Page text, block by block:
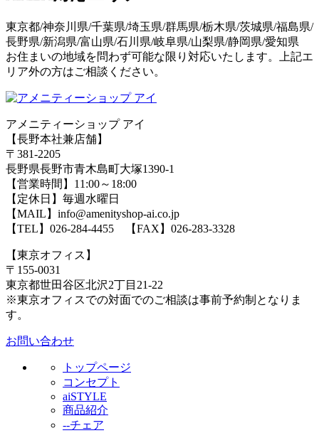
東京都/神奈川県/千葉県/埼玉県/群馬県/栃木県/茨城県/福島県/
長野県/新潟県/富山県/石川県/岐阜県/山梨県/静岡県/愛知県
お住まいの地域を問わず可能な限り対応いたします。上記エ
リア外の方はご相談ください。
アメニティーショップ アイ
【長野本社兼店舗】
〒381-2205
長野県長野市青木島町大塚1390-1
【営業時間】11:00～18:00
【定休日】毎週水曜日
【MAIL】info@amenityshop-ai.co.jp
【TEL】 026-284-4455 【FAX】026-283-3328
【東京オフィス】
〒155-0031
東京都世田谷区北沢2丁目21-22
※東京オフィスでの対面でのご相談は事前予約制となりま
す。
お問い合わせ
トップページ
コンセプト
aiSTYLE
商品紹介
--チェア